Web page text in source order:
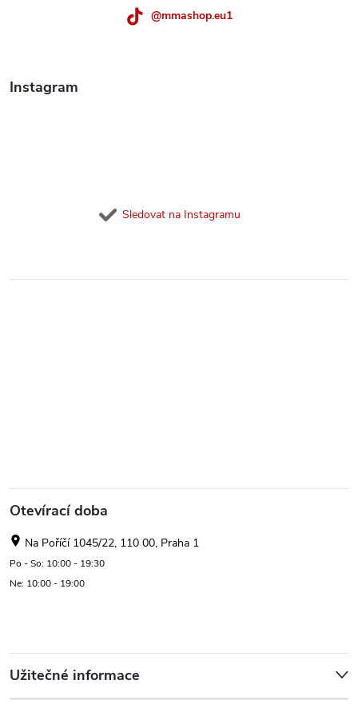
Instagram
Sledovat na Instagramu
@mmashop.eu1
Otevírací doba
Na Poříčí 1045/22, 110 00, Praha 1
Po - So: 10:00 - 19:30
Ne: 10:00 - 19:00
Užitečné informace